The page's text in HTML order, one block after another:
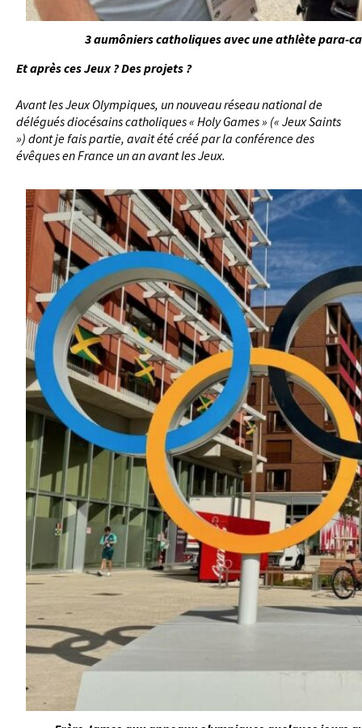
3 aumôniers catholiques avec une athlète para-
Et après ces Jeux ? Des projets ?
Avant les Jeux Olympiques, un nouveau réseau national de
délégués diocésains catholiques « Holy Games » (« Jeux Saints
») dont je fais partie, avait été créé par la conférence des
évêques en France un an avant les Jeux.